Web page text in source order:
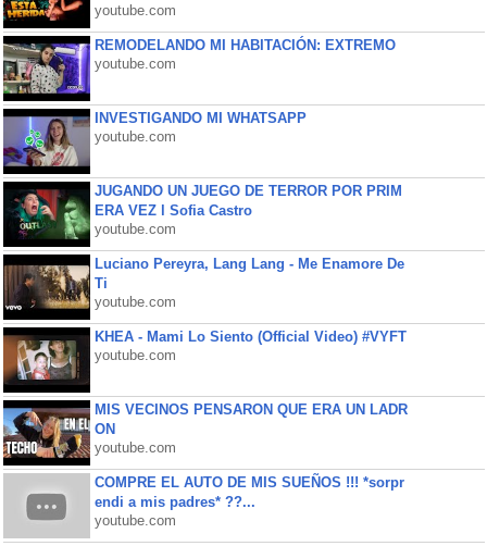
youtube.com
REMODELANDO MI HABITACIÓN: EXTREMO
youtube.com
INVESTIGANDO MI WHATSAPP
youtube.com
JUGANDO UN JUEGO DE TERROR POR PRIM
ERA VEZ l Sofia Castro
youtube.com
Luciano Pereyra, Lang Lang - Me Enamore De
Ti
youtube.com
KHEA - Mami Lo Siento (Official Video) #VYFT
youtube.com
MIS VECINOS PENSARON QUE ERA UN LADR
ON
youtube.com
COMPRE EL AUTO DE MIS SUEÑOS !!! *sorpr
endi a mis padres* ??...
youtube.com